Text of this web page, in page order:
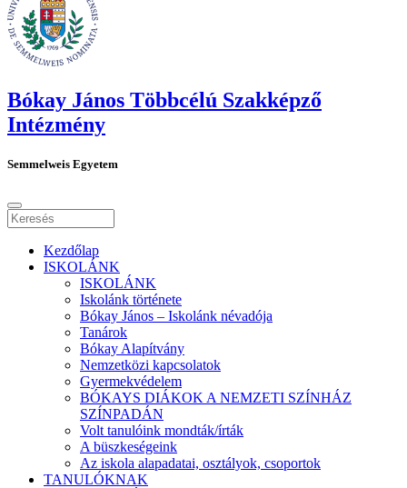
Bókay János Többcélú Szakképző
Intézmény
Semmelweis Egyetem
Kezdőlap
ISKOLÁNK
ISKOLÁNK
Iskolánk története
Bókay János – Iskolánk névadója
Tanárok
Bókay Alapítvány
Nemzetközi kapcsolatok
Gyermekvédelem
BÓKAYS DIÁKOK A NEMZETI SZÍNHÁZ
SZÍNPADÁN
Volt tanulóink mondták/írták
A büszkeségeink
Az iskola alapadatai, osztályok, csoportok
TANULÓKNAK